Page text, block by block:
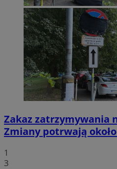
Zakaz zatrzymywania
Zmiany potrwają
1
3